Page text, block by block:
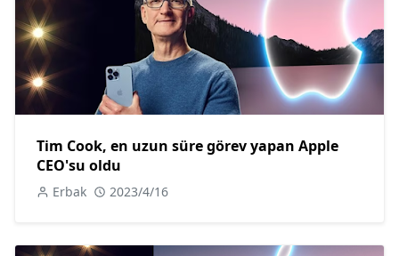
Tim Cook, en uzun süre görev yapan Apple
CEO'su oldu
Erbak 2023/4/16